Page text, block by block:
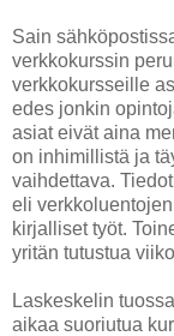
Sain
verkkokurssin
verkkokursseille
edes jonkin
asiat eivät aina
on inhimillistä ja
vaihdettava.
eli
kirjalliset työt.
yritän tutustua
Laskeskelin
aikaa suoriutua